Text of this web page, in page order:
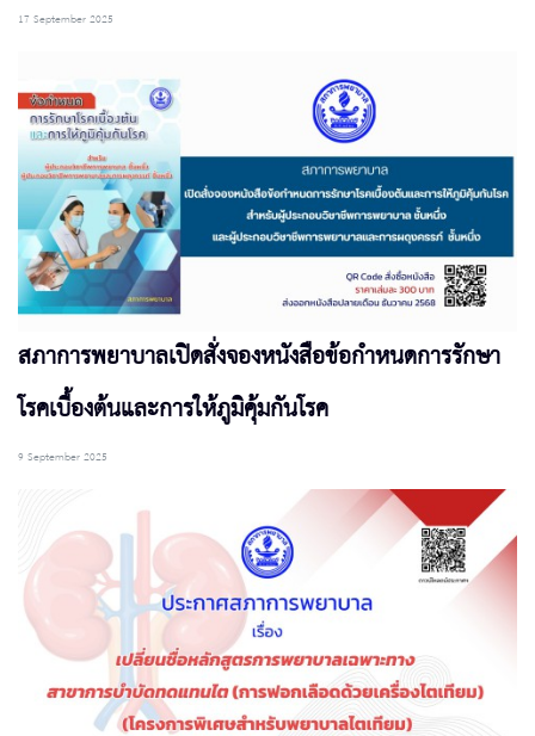
17 September 2025
สภาการพยาบาลเปิดสั่งจองหนังสือข้อกำหนดการรักษา
โรคเบื้องต้นและการให้ภูมิคุ้มกันโรค
9 September 2025